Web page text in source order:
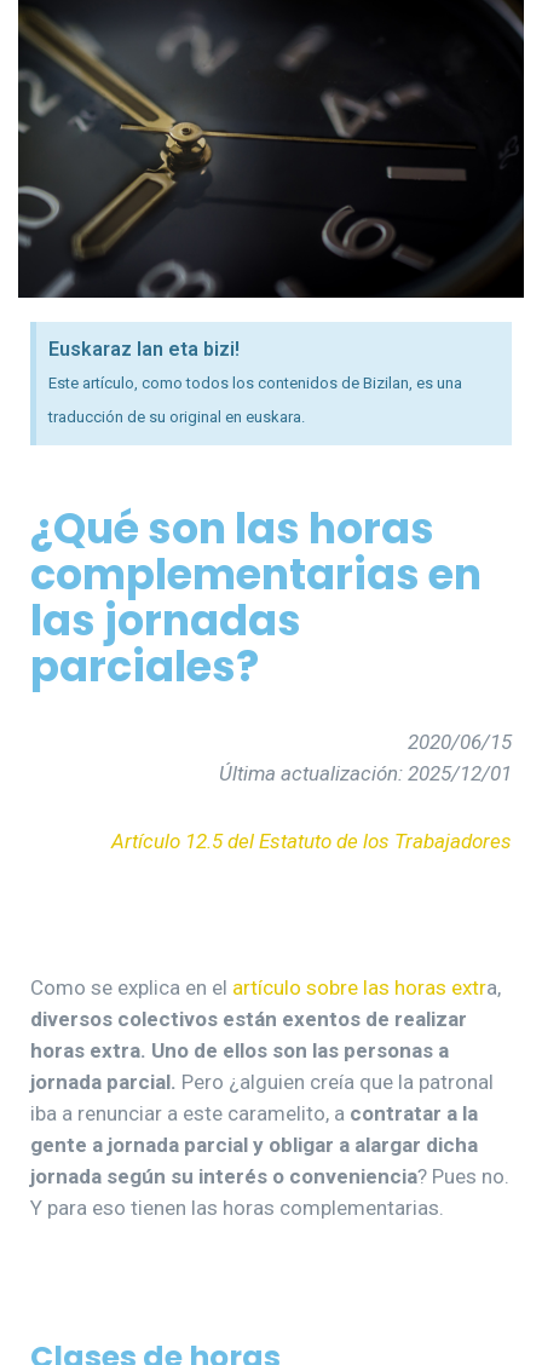
Euskaraz lan eta bizi!
Este artículo, como todos los contenidos de Bizilan, es una
traducción de su original en euskara.
¿Qué son las horas
complementarias en
las jornadas
parciales?
2020/06/15
Última actualización: 2025/12/01
Artículo 12.5 del Estatuto de los Trabajadores
Como se explica en el artículo sobre las horas extra,
diversos colectivos están exentos de realizar
horas extra. Uno de ellos son las personas a
jornada parcial. Pero ¿alguien creía que la patronal
iba a renunciar a este caramelito, a contratar a la
gente a jornada parcial y obligar a alargar dicha
jornada según su interés o conveniencia? Pues no.
Y para eso tienen las horas complementarias.